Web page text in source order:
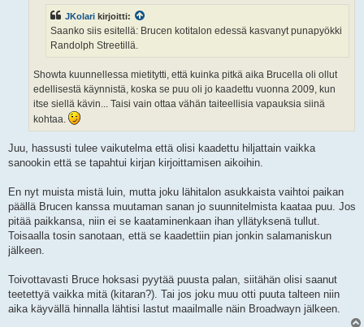
JKolari kirjoitti:
Saanko siis esitellä: Brucen kotitalon edessä kasvanyt punapyökki
Randolph Streetillä.
Showta kuunnellessa mietitytti, että kuinka pitkä aika Brucella oli ollut
edellisestä käynnistä, koska se puu oli jo kaadettu vuonna 2009, kun
itse siellä kävin... Taisi vain ottaa vähän taiteellisia vapauksia siinä
kohtaa.
Juu, hassusti tulee vaikutelma että olisi kaadettu hiljattain vaikka
sanookin että se tapahtui kirjan kirjoittamisen aikoihin.
En nyt muista mistä luin, mutta joku lähitalon asukkaista vaihtoi paikan
päällä Brucen kanssa muutaman sanan jo suunnitelmista kaataa puu. Jos
pitää paikkansa, niin ei se kaataminenkaan ihan yllätyksenä tullut.
Toisaalla tosin sanotaan, että se kaadettiin pian jonkin salamaniskun
jälkeen.
Toivottavasti Bruce hoksasi pyytää puusta palan, siitähän olisi saanut
teetettyä vaikka mitä (kitaran?). Tai jos joku muu otti puuta talteen niin
aika käyvällä hinnalla lähtisi lastut maailmalle näin Broadwayn jälkeen.